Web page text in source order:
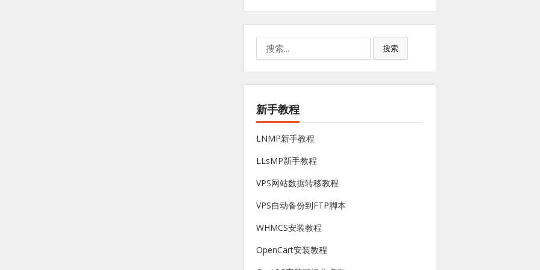
搜索
新手教程
LNMP新手教程
LLsMP新手教程
VPS网站数据转移教程
VPS自动备份到FTP脚本
WHMCS安装教程
OpenCart安装教程